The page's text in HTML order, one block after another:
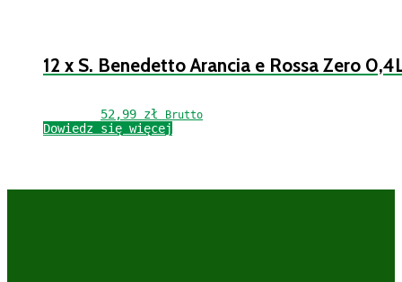
12 x S. Benedetto Arancia e Rossa Zero
52,99 zł Brutto
Dowiedz się więcej